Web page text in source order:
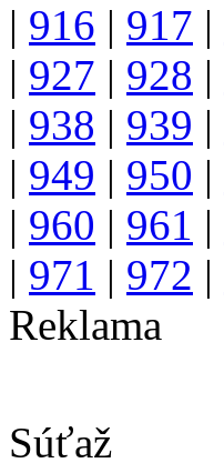
| 916 | 917 |
| 927 | 928 |
| 938 | 939 |
| 949 | 950 |
| 960 | 961 |
| 971 | 972 |
Reklama
Súťaž